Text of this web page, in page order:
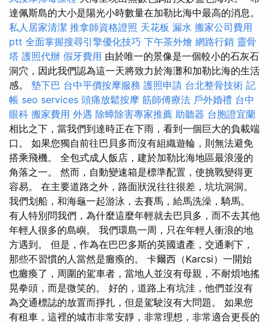
達佩斯島的大小是陽光小時數量在加勒比海中最高的消息。
私人居家清潔 推拿師資格證照 天花板 漏水 搬家公司費用
ptt 全面掌握搜尋引擎優化技巧 下午茶外燴 網路行銷 靈骨
塔 護照代辦 假牙費用 由於唯一的景像是一個較小的石灰石
洞穴，因此我們認為這一天將致力於海灘和加勒比海的生活
感。 墊下巴 台中平價按摩服務 護照申請 台北整骨技術 記
帳 seo services 頭痛放鬆按摩 筋師傅療法 戶外婚禮 台中
眼科 搬家費用 外遇 除蟑除害專家推薦 助聽器 台胞證宜蘭
相比之下，當我們到達時正在下雨，看到一個巨大的負載端
口。 如果您獨自前往巴貝多而沒有組織遊輪，則無法避免
搭乘飛機。 全包式成人飯店，建於加勒比海地區最浪漫的
角落之一。 然而，自動變速箱是標準配置，使挑戰變得更
容易。 在主要道路之外，路面狀況往往很差，坑坑洞洞。
我們划船，和海龜一起游泳，去賽馬，給馬洗澡，騎馬。
有人特別問我們，為什麼這麼年輕就去巴貝多，而不去其他
年輕人很多的島嶼。 我們環島一周，只在年輕人衝浪的地
方遇到。 但是，作為在巴巴多斯的英國遺產，交通剩下，
那些不習慣的人當然是癱瘓的。 卡爾西（Karcsi）一開始
也癱瘓了，周圍的駕車者，當地人並沒有母親，不耐煩地搖
晃拳頭，而是微笑的。 好的，道路上有坑洼，他們並沒有
為交通標誌的放置而掙扎，但是駕駛沒有大問題。 如果您
有租車，這裡的城市非常安靜，非常理想，非常適合更長的